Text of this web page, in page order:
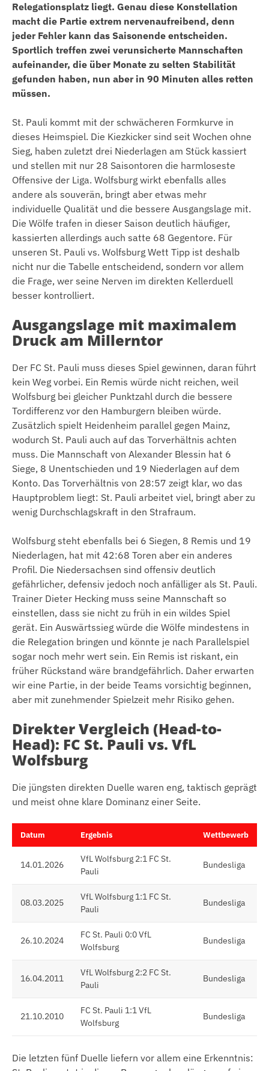
Relegationsplatz liegt. Genau diese Konstellation
macht die Partie extrem nervenaufreibend, denn
jeder Fehler kann das Saisonende entscheiden.
Sportlich treffen zwei verunsicherte Mannschaften
aufeinander, die über Monate zu selten Stabilität
gefunden haben, nun aber in 90 Minuten alles retten
müssen.
St. Pauli kommt mit der schwächeren Formkurve in
dieses Heimspiel. Die Kiezkicker sind seit Wochen ohne
Sieg, haben zuletzt drei Niederlagen am Stück kassiert
und stellen mit nur 28 Saisontoren die harmloseste
Offensive der Liga. Wolfsburg wirkt ebenfalls alles
andere als souverän, bringt aber etwas mehr
individuelle Qualität und die bessere Ausgangslage mit.
Die Wölfe trafen in dieser Saison deutlich häufiger,
kassierten allerdings auch satte 68 Gegentore. Für
unseren St. Pauli vs. Wolfsburg Wett Tipp ist deshalb
nicht nur die Tabelle entscheidend, sondern vor allem
die Frage, wer seine Nerven im direkten Kellerduell
besser kontrolliert.
Ausgangslage mit maximalem
Druck am Millerntor
Der FC St. Pauli muss dieses Spiel gewinnen, daran führt
kein Weg vorbei. Ein Remis würde nicht reichen, weil
Wolfsburg bei gleicher Punktzahl durch die bessere
Tordifferenz vor den Hamburgern bleiben würde.
Zusätzlich spielt Heidenheim parallel gegen Mainz,
wodurch St. Pauli auch auf das Torverhältnis achten
muss. Die Mannschaft von Alexander Blessin hat 6
Siege, 8 Unentschieden und 19 Niederlagen auf dem
Konto. Das Torverhältnis von 28:57 zeigt klar, wo das
Hauptproblem liegt: St. Pauli arbeitet viel, bringt aber zu
wenig Durchschlagskraft in den Strafraum.
Wolfsburg steht ebenfalls bei 6 Siegen, 8 Remis und 19
Niederlagen, hat mit 42:68 Toren aber ein anderes
Profil. Die Niedersachsen sind offensiv deutlich
gefährlicher, defensiv jedoch noch anfälliger als St. Pauli.
Trainer Dieter Hecking muss seine Mannschaft so
einstellen, dass sie nicht zu früh in ein wildes Spiel
gerät. Ein Auswärtssieg würde die Wölfe mindestens in
die Relegation bringen und könnte je nach Parallelspiel
sogar noch mehr wert sein. Ein Remis ist riskant, ein
früher Rückstand wäre brandgefährlich. Daher erwarten
wir eine Partie, in der beide Teams vorsichtig beginnen,
aber mit zunehmender Spielzeit mehr Risiko gehen.
Direkter Vergleich (Head-to-
Head): FC St. Pauli vs. VfL
Wolfsburg
Die jüngsten direkten Duelle waren eng, taktisch geprägt
und meist ohne klare Dominanz einer Seite.
Datum Ergebnis Wettbewerb
14.01.2026
VfL Wolfsburg 2:1 FC St.
Pauli
Bundesliga
08.03.2025
VfL Wolfsburg 1:1 FC St.
Pauli
Bundesliga
26.10.2024
FC St. Pauli 0:0 VfL
Wolfsburg
Bundesliga
16.04.2011
VfL Wolfsburg 2:2 FC St.
Pauli
Bundesliga
21.10.2010
FC St. Pauli 1:1 VfL
Wolfsburg
Bundesliga
Die letzten fünf Duelle liefern vor allem eine Erkenntnis: